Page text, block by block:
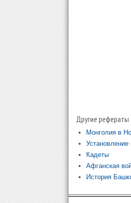
Другие рефераты
Монголия в
Установление
Кадеты
Афганская
История